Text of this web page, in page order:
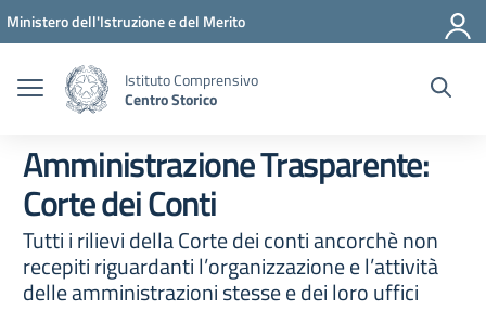
Vai ai contenuti
Vai al menu di navigazione
Vai al footer
Ministero dell'Istruzione e del Merito
Istituto Comprensivo
Centro Storico
Amministrazione Trasparente:
Corte dei Conti
Tutti i rilievi della Corte dei conti ancorchè non
recepiti riguardanti l’organizzazione e l’attività
delle amministrazioni stesse e dei loro uffici